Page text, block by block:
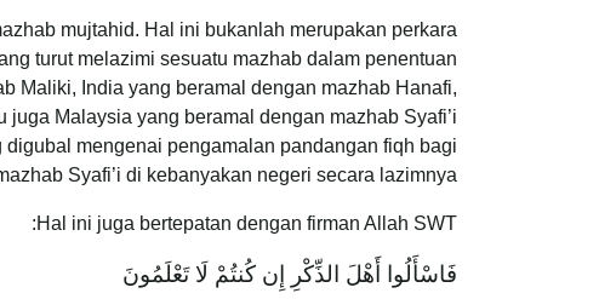
mujtahid. Hal ini bukanlah merupakan perkara
turut melazimi sesuatu mazhab dalam penentuan
Maliki, India yang beramal dengan mazhab Hanafi,
Malaysia yang beramal dengan mazhab Syafi’i
mengenai pengamalan pandangan fiqh bagi
Syafi’i di kebanyakan negeri secara lazimnya.
Hal ini juga bertepatan dengan firman Allah SWT:
فَاسْأَلُوا أَهْلَ الذِّكْرِ إِن كُنتُمْ لَا تَعْلَمُونَ